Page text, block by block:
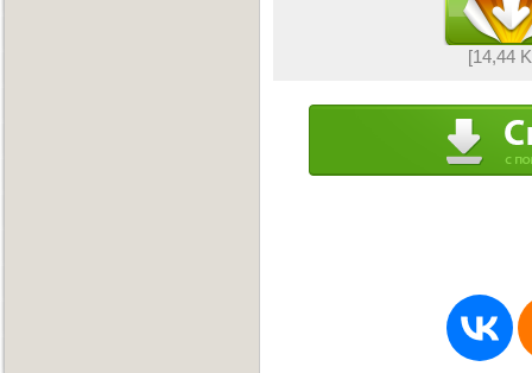
[14,44